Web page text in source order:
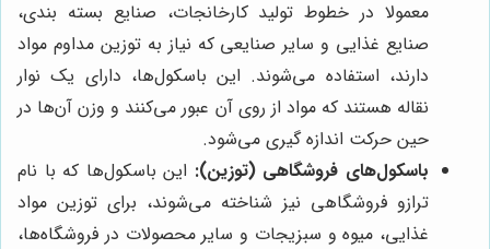
معمولا در خطوط تولید کارخانجات، صنایع بسته بندی،
صنایع غذایی و سایر صنایعی که نیاز به توزین مداوم مواد
دارند، استفاده می‌شوند. این باسکول‌ها، دارای یک نوار
نقاله هستند که مواد از روی آن عبور می‌کنند و وزن آن‌ها در
حین حرکت اندازه گیری می‌شود.
باسکول‌های فروشگاهی (توزین): این باسکول‌ها که با نام
ترازو فروشگاهی نیز شناخته می‌شوند، برای توزین مواد
غذایی، میوه و سبزیجات و سایر محصولات در فروشگاه‌ها،